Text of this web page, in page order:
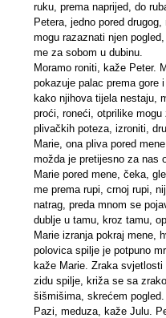
ruku, prema naprijed, do
Petera, jedno pored
mogu razaznati njen
me za sobom u dubinu.
Moramo roniti, kaže Peter.
pokazuje palac prema gore
kako njihova tijela nestaju,
proći, roneći, otprilike
plivačkih poteza, izroniti,
Marie, ona pliva pored
možda je pretijesno za nas
Marie pored mene, čeka,
me prema rupi, crnoj rupi,
natrag, preda mnom se
dublje u tamu, kroz tamu,
Marie izranja pokraj mene,
polovica spilje je potpuno
kaže Marie. Zraka
zidu spilje, križa se sa
šišmišima, skrećem pogled.
Pazi, meduza, kaže Julu.